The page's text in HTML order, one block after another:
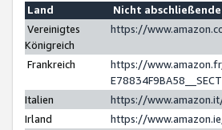
Land
Nicht
Vereinigtes
Königreich
https://
Frankreich
https://
Italien
https://
Irland
https://